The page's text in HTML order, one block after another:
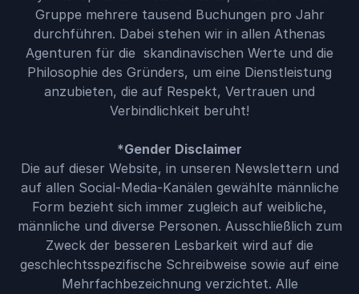
Gruppe mehrere tausend Buchungen pro Jahr
durchführen. Dabei stehen wir in allen Athenas
Agenturen für die skandinavischen Werte und die
Philosophie des Gründers, um eine Dienstleistung
anzubieten, die auf Respekt, Vertrauen und
Verbindlichkeit beruht!
*Gender Disclaimer
Die auf dieser Website, in unseren Newslettern und
auf allen Social-Media-Kanälen gewählte männliche
Form bezieht sich immer zugleich auf weibliche,
männliche und diverse Personen. Ausschließlich zum
Zweck der besseren Lesbarkeit wird auf die
geschlechtsspezifische Schreibweise sowie auf eine
Mehrfachbezeichnung verzichtet. Alle